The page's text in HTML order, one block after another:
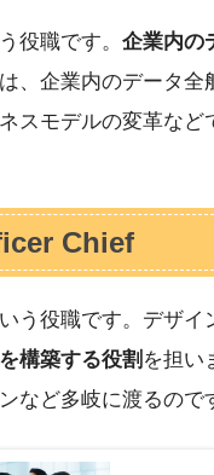
役職です。 企業内の
、企業内のデータ
スモデルの変革など
Chief
う役職です。デザ
構築する役割 を担い
など多岐に渡るので